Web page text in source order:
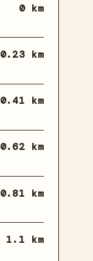
0 km
0.23 km
0.41 km
0.62 km
0.81 km
1.1 km